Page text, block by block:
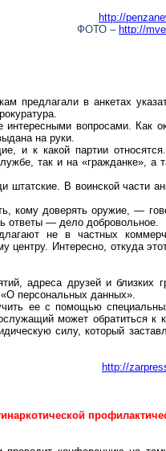
http://
ФОТО – http://
предлагали в анкетах
вопросами. Как
на руки.
и к какой партии
так и на «гражданке», а
штатские. В воинской части
кому доверять оружие, —
ответы — дело добровольное.
не в частных
Интересно, откуда
адреса друзей и близких
персональных данных».
ее с помощью
может обратиться к
силу, который
http://